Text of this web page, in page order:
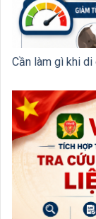
Cần làm gì khi